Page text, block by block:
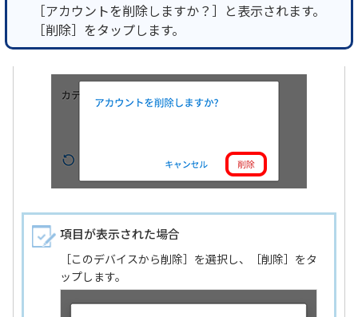
［アカウントを削除しますか？］と表示されます。
［削除］をタップします。
項目が表示された場合
［このデバイスから削除］を選択し、［削除］をタ
ップします。